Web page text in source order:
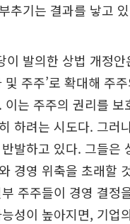
추기는 결과를 낳고
이 발의한 상법 개정안
및 주주’로 확대해 주
이는 주주의 권리를 보
하려는 시도다. 그러
발하고 있다. 그들은
경영 위축을 초래할
주주들이 경영 결정
성이 높아지면, 기업